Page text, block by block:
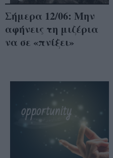
Σήμερα 12/06: Μην
αφήνεις τη μιζέρια
να σε «πνίξει»